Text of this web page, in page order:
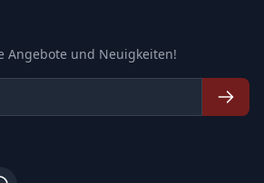
Angebote und Neuigkeiten!